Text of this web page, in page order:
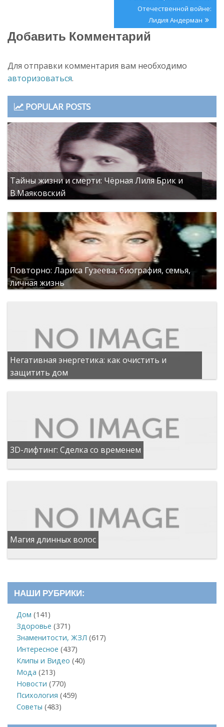
Post:Отечественной войне:
Лидия Андерман
Добавить Комментарий
Для отправки комментария вам необходимо
авторизоваться.
POPULAR POSTS
Тайны жизни и смерти: Чёрная Лиля Брик и
В.Маяковский
Повторно: Лариса Гузеева, биография, семья,
личная жизнь
Негативная энергетика: как очистить и
защитить дом
3D-лифтинг: Сделка со временем
Магия длинных волос
НАШИ РУБРИКИ:
Дом (141)
Здоровье (371)
Знаменитости, ЖЗЛ (617)
Интересное (437)
Клипы и Видео (40)
Мода (213)
Новости (770)
Психология (459)
Советы (483)